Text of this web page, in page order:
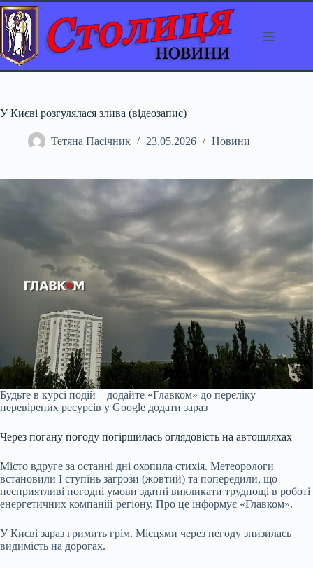
Перейти
до
вмісту
У Києві розгулялася злива (відеозапис)
Тетяна Пасічник 23.05.2026 Новини
Будьте в курсі подій – додайте «Главком» до переліку
перевірених ресурсів у Google додати зараз
Через погану погоду погіршилась оглядовість на автошляхах
Місто вдруге за останні дні охопила стихія. Метеорологи
встановили І ступінь загрози (жовтий) та попередили, що
несприятливі погодні умови здатні викликати труднощі в роботі
енергетичних компаній регіону. Про це інформує «Главком».
У Києві зараз гримить грім. Місцями через негоду знизилась
видимість на дорогах.